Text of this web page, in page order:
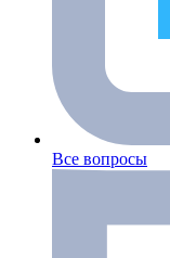
Все вопросы